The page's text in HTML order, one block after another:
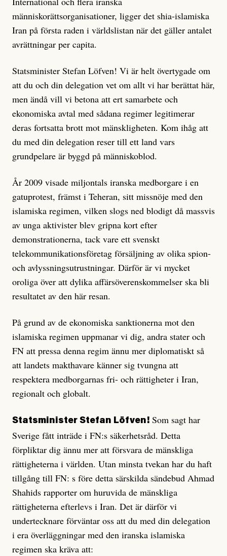
människorättsorganisationer, ligger det shia-islamiska
Iran på första raden i världslistan när det gäller antalet
avrättningar per capita.
Statsminister Stefan Löfven! Vi är helt övertygade om
att du och din delegation vet om allt vi har berättat här,
men ändå vill vi betona att ert samarbete och
ekonomiska avtal med sådana regimer legitimerar
deras fortsatta brott mot mänskligheten. Kom ihåg att
du med din delegation reser till ett land vars
grundpelare är byggd på människoblod.
År 2009 visade miljontals iranska medborgare i en
gatuprotest, främst i Teheran, sitt missnöje med den
islamiska regimen, vilken slogs ned blodigt då massvis
av unga aktivister blev gripna kort efter
demonstrationerna, tack vare ett svenskt
telekommunikationsföretag försäljning av olika spion-
och avlyssningsutrustningar. Därför är vi mycket
oroliga över att dylika affärsöverenskommelser ska bli
resultatet av den här resan.
På grund av de ekonomiska sanktionerna mot den
islamiska regimen uppmanar vi dig, andra stater och
FN att pressa denna regim ännu mer diplomatiskt så
att landets makthavare känner sig tvungna att
respektera medborgarnas fri- och rättigheter i Iran,
regionalt och globalt.
Statsminister Stefan Löfven! Som sagt har
Sverige fått inträde i FN:s säkerhetsråd. Detta
förpliktar dig ännu mer att försvara de mänskliga
rättigheterna i världen. Utan minsta tvekan har du haft
tillgång till FN: s före detta särskilda sändebud Ahmad
Shahids rapporter om huruvida de mänskliga
rättigheterna efterlevs i Iran. Det är därför vi
undertecknare förväntar oss att du med din delegation
i era överläggningar med den iranska islamiska
regimen ska kräva att: